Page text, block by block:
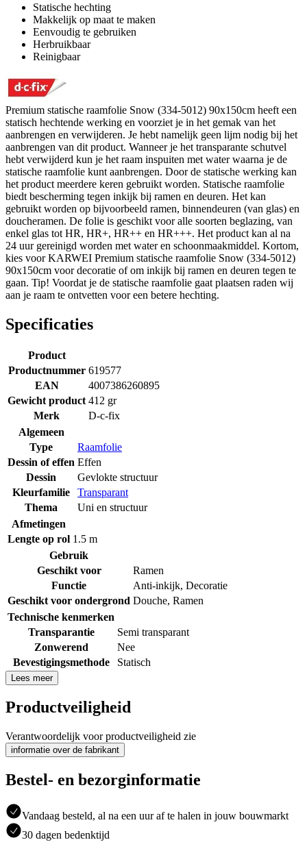
Statische hechting
Makkelijk op maat te maken
Eenvoudig te gebruiken
Herbruikbaar
Reinigbaar
Premium statische raamfolie Snow (334-5012) 90x150cm heeft een
statisch hechtende werking en voorziet je in het gemak van het
aanbrengen en verwijderen. Je hebt namelijk geen lijm nodig bij het
aanbrengen van dit product. Wanneer je het transparante schutvel
hebt verwijderd kun je het raam inspuiten met water waarna je de
statische raamfolie kunt aanbrengen. Door de statische werking kan
het product meerdere keren gebruikt worden. Statische raamfolie
biedt bescherming tegen inkijk bij ramen en deuren. Het kan
gebruikt worden op bijvoorbeeld ramen, binnendeuren (van glas) en
doucheramen. De folie is geschikt voor alle soorten beglazing, van
enkel glas tot HR, HR+, HR++ en HR+++. Het product kan al na
24 uur gereinigd worden met water en schoonmaakmiddel. Kortom,
kies voor KARWEI Premium statische raamfolie Snow (334-5012)
90x150cm voor decoratie of om inkijk bij ramen en deuren tegen te
gaan. Tip! Voordat je de statische raamfolie gaat plaatsen raden wij
aan je raam te ontvetten voor een betere hechting.
Specificaties
Product
Productnummer 619577
EAN
4007386260895
Gewicht product 412 gr
Merk
D-c-fix
Algemeen
Type
Raamfolie
Dessin of effen Effen
Dessin
Gevlokte structuur
Kleurfamilie
Transparant
Thema
Uni en structuur
Afmetingen
Lengte op rol 1.5 m
Gebruik
Geschikt voor
Ramen
Functie
Anti-inkijk, Decoratie
Geschikt voor ondergrond Douche, Ramen
Technische kenmerken
Transparantie
Semi transparant
Zonwerend
Nee
Bevestigingsmethode
Statisch
Lees meer
Productveiligheid
Verantwoordelijk voor productveiligheid zie
informatie over de fabrikant
Bestel- en bezorginformatie
Vandaag besteld, al na een uur af te halen in jouw bouwmarkt
30 dagen bedenktijd